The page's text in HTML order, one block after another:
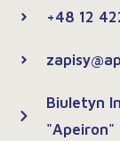
+48 12
Biuletyn
"Apeiron"